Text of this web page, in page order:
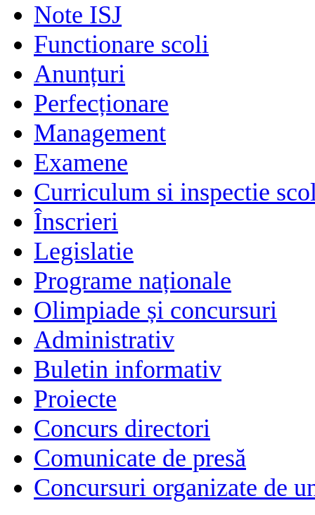
Note ISJ
Functionare scoli
Anunțuri
Perfecționare
Management
Examene
Curriculum si inspectie
Înscrieri
Legislatie
Programe naționale
Olimpiade și concursuri
Administrativ
Buletin informativ
Proiecte
Concurs directori
Comunicate de presă
Concursuri organizate de